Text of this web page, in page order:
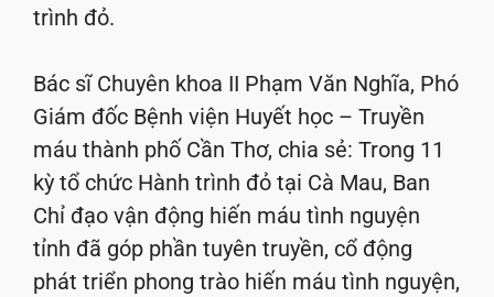
trình đỏ.
Bác sĩ Chuyên khoa II Phạm Văn Nghĩa, Phó
Giám đốc Bệnh viện Huyết học – Truyền
máu thành phố Cần Thơ, chia sẻ: Trong 11
kỳ tổ chức Hành trình đỏ tại Cà Mau, Ban
Chỉ đạo vận động hiến máu tình nguyện
tỉnh đã góp phần tuyên truyền, cổ động
phát triển phong trào hiến máu tình nguyện,